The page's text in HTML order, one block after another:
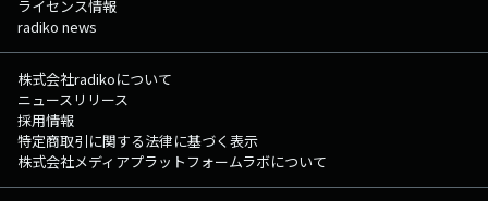
ライセンス情報
radiko news
株式会社radikoについて
ニュースリリース
採用情報
特定商取引に関する法律に基づく表示
株式会社メディアプラットフォームラボについて